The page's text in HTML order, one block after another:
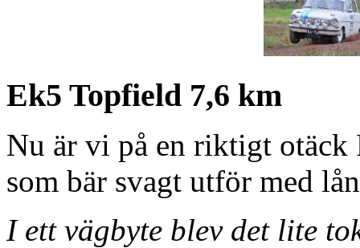
Ek5 Topfield 7,6 km
Nu är vi på en riktigt otäck
som bär svagt utför med
I ett vägbyte blev det lite